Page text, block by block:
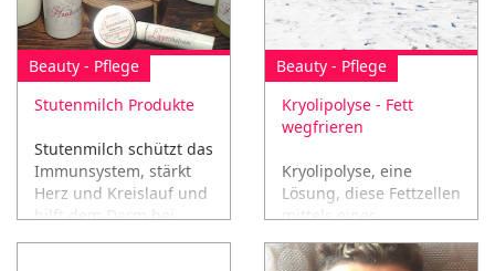
Beauty - Pflege
Stutenmilch Produkte
Stutenmilch schützt das
Immunsystem, stärkt
Herz und Kreislauf und
hilft dem Darm bei
seiner Arbeit!
Beauty - Pflege
Kryolipolyse - Fett
wegfrieren
Kryolipolyse, eine
Lösung, diese Fettzellen
mittels einer
Kältetechnik einfach
wegfrieren!